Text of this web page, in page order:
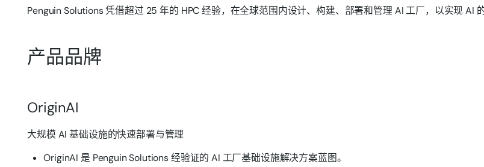
Penguin Solutions 凭借超过 25 年的 HPC 经验，在全球范围内设计、构建、部署和管理 AI 工厂，以实现 AI
产品品牌
OriginAI
大规模 AI 基础设施的快速部署与管理
OriginAI 是 Penguin Solutions 经验证的 AI 工厂基础设施解决方案蓝图。